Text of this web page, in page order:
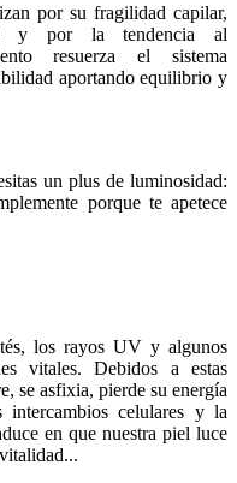
por su fragilidad capilar,
y por la tendencia al
resuerza el sistema
aportando equilibrio y
un plus de luminosidad:
porque te apetece
los rayos UV y algunos
vitales. Debidos a estas
se asfixia, pierde su energía
celulares y la
en que nuestra piel luce